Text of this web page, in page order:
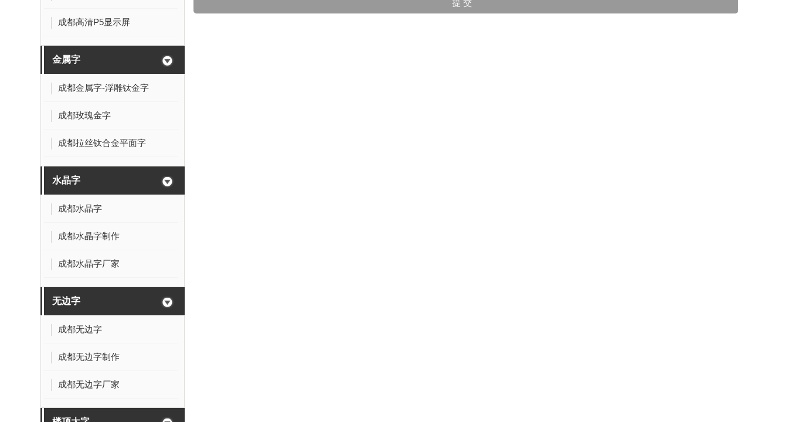
成都高清P5显示屏
金属字
成都金属字-浮雕钛金字
成都玫瑰金字
成都拉丝钛合金平面字
水晶字
成都水晶字
成都水晶字制作
成都水晶字厂家
无边字
成都无边字
成都无边字制作
成都无边字厂家